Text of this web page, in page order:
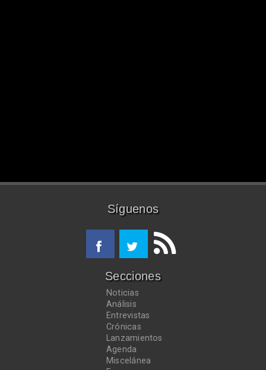
Síguenos
Secciones
Noticias
Análisis
Entrevistas
Crónicas
Lanzamientos
Agenda
Miscelánea